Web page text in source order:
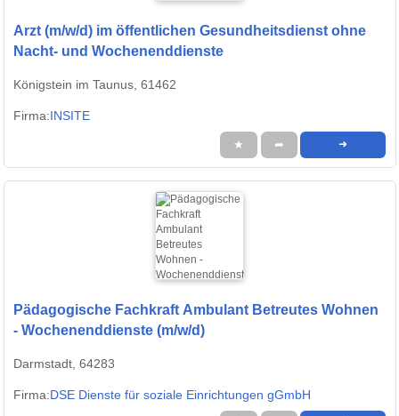
Arzt (m/w/d) im öffentlichen Gesundheitsdienst ohne
Nacht- und Wochenenddienste
Königstein im Taunus, 61462
Firma:INSITE
★ ➦ ➜
Pädagogische Fachkraft Ambulant Betreutes Wohnen
- Wochenenddienste (m/w/d)
Darmstadt, 64283
Firma:DSE Dienste für soziale Einrichtungen gGmbH